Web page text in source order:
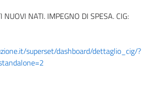
NUOVI NATI. IMPEGNO DI SPESA. CIG:
superset/dashboard/dettaglio_cig/?